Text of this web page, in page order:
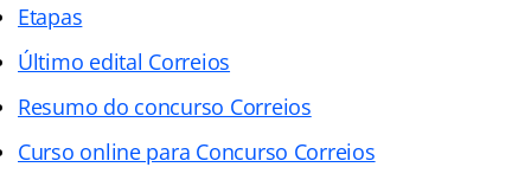
Etapas
Último edital Correios
Resumo do concurso Correios
Curso online para Concurso Correios